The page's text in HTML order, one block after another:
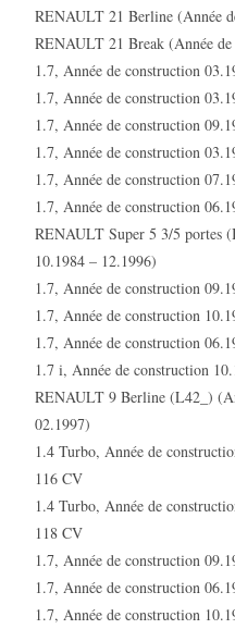
RENAULT 21 Berline (Année
RENAULT 21 Break (Année
1.7, Année de construction
1.7, Année de construction
1.7, Année de construction
1.7, Année de construction
1.7, Année de construction
1.7, Année de construction
RENAULT Super 5 3/5 portes
10.1984 – 12.1996)
1.7, Année de construction
1.7, Année de construction
1.7, Année de construction
1.7 i, Année de construction
RENAULT 9 Berline (L42_)
02.1997)
1.4 Turbo, Année de
116 CV
1.4 Turbo, Année de
118 CV
1.7, Année de construction
1.7, Année de construction
1.7, Année de construction